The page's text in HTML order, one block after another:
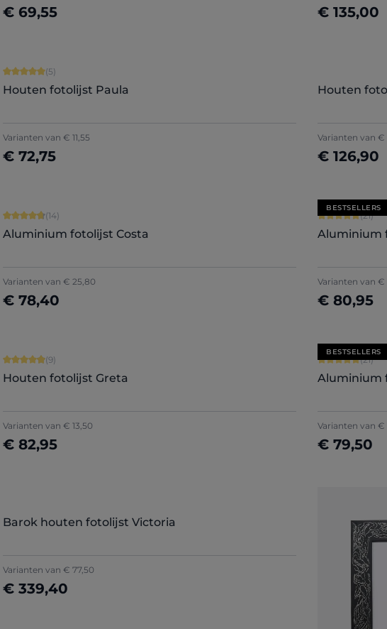
€ 69,55
Nu configureren € 135,00
Nu
Gemiddelde waardering van 5 van 5 sterren
(5)
Houten fotolijst Paula
Varianten van € 11,55
€ 72,75
Nu configureren
Houten
Varianten van €
€ 126,90
Nu
Gemiddelde waardering van 4.86 van 5 sterren
(14)
Aluminium fotolijst Costa
Varianten van € 25,80
€ 78,40
Nu configureren
BESTSELLERS
Gemiddelde
(21)
Aluminium
Varianten van €
€ 80,95
Nu
Gemiddelde waardering van 4.89 van 5 sterren
(9)
Houten fotolijst Greta
Varianten van € 13,50
€ 82,95
Nu configureren
BESTSELLERS
Gemiddelde
(21)
Aluminium
Varianten van €
€ 79,50
Nu
Barok houten fotolijst Victoria
Varianten van € 77,50
€ 339,40